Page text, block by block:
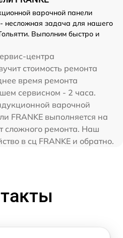
варочной панели
несложная задача для нашего
Выполним быстро и
центра
стоимость ремонта
время ремонта
сервисном - 2 часа.
варочной
FRANKE выполняется на
сложного ремонта. Наш
в сц FRANKE и обратно.